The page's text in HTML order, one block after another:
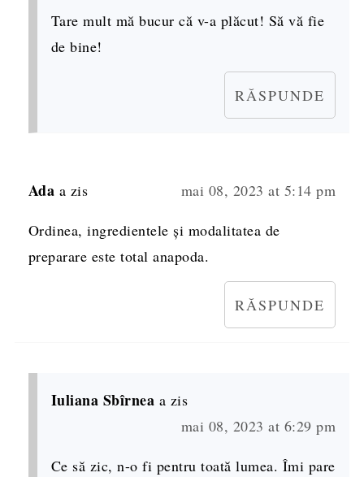
Tare mult mă bucur că v-a plăcut! Să vă fie
de bine!
RĂSPUNDE
Ada a zis mai 08, 2023 at 5:14 pm
Ordinea, ingredientele și modalitatea de
preparare este total anapoda.
RĂSPUNDE
Iuliana Sbîrnea a zis
mai 08, 2023 at 6:29 pm
Ce să zic, n-o fi pentru toată lumea. Îmi pare